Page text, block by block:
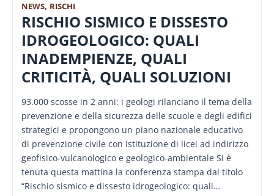
NEWS, RISCHI
RISCHIO SISMICO E DISSESTO
IDROGEOLOGICO: QUALI
INADEMPIENZE, QUALI
CRITICITÀ, QUALI SOLUZIONI
93.000 scosse in 2 anni: i geologi rilanciano il tema della
prevenzione e della sicurezza delle scuole e degli edifici
strategici e propongono un piano nazionale educativo
di prevenzione civile con istituzione di licei ad indirizzo
geofisico-vulcanologico e geologico-ambientale Si è
tenuta questa mattina la conferenza stampa dal titolo
“Rischio sismico e dissesto idrogeologico: quali…